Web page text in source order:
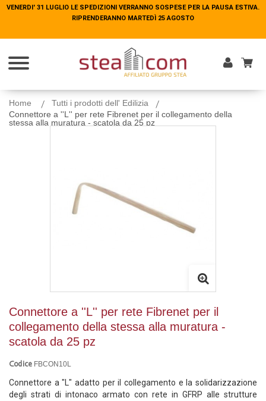
VENERDI' 31 LUGLIO LE SPEDIZIONI VERRANNO SOSPESE PER LA PAUSA ESTIVA.
RIPRENDERANNO MARTEDÌ 25 AGOSTO
Home
Tutti i prodotti dell' Edilizia
Connettore a ''L'' per rete Fibrenet per il collegamento della
stessa alla muratura - scatola da 25 pz
Connettore a ''L'' per rete Fibrenet per il
collegamento della stessa alla muratura -
scatola da 25 pz
Codice FBCON10L
Connettore a "L" adatto per il collegamento e la solidarizzazione
degli strati di intonaco armato con rete in GFRP alle strutture
VENERDI' 31 LUGLIO LE SPEDIZIONI VERRANNO SOSPESE PER LA PAUSA ESTIVA.
RIPRENDERANNO MARTEDÌ 25 AGOSTO